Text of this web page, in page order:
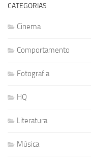
CATEGORIAS
Cinema
Comportamento
Fotografia
HQ
Literatura
Música